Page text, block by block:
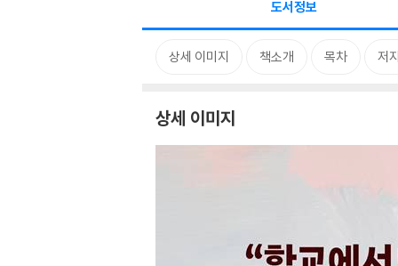
도서정보
상세 이미지 책소개 목차 저
상세 이미지